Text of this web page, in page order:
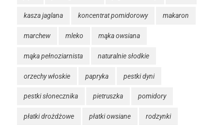
kasza jaglana koncentrat pomidorowy makaron
marchew mleko mąka owsiana
mąka pełnoziarnista naturalnie słodkie
orzechy włoskie papryka pestki dyni
pestki słonecznika pietruszka pomidory
płatki drożdżowe płatki owsiane rodzynki